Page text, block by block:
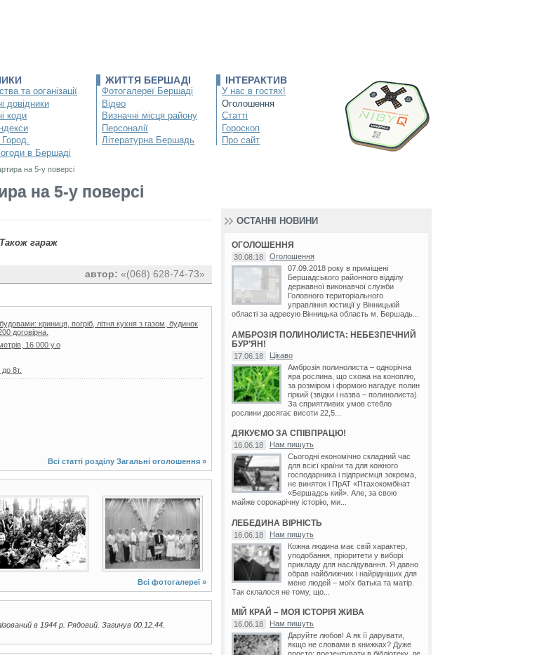
та організації
довідники
коди
в Бершаді
ЖИТТЯ БЕРШАДІ
Фотогалереї Бершаді
Відео
Визначні місця району
Персоналії
Літературна Бершадь
ІНТЕРАКТИВ
У нас в гостях!
Оголошення
Статті
Гороскоп
Про сайт
на 5-у поверсі
на 5-у поверсі
гараж
автор: «(068) 628-74-73»
криниця, погріб, літня кухня з газом, будинок
договірна.
16 000 у.о
8т.
Всі статті розділу Загальні оголошення »
3 фото 3 фото
Всі фотогалереї »
в 1944 р. Рядовий. Загинув 00.12.44.
ОСТАННІ НОВИНИ
ОГОЛОШЕННЯ
30.08.18
Оголошення
07.09.2018 року в приміщені
Бершадського районного відділу
державної виконавчої служби
Головного територіального
управління юстиції у Вінницькій
області за адресую Вінницька область м. Бершадь...
АМБРОЗІЯ ПОЛИНОЛИСТА: НЕБЕЗПЕЧНИЙ
БУР’ЯН!
17.06.18
Цікаво
Амброзія полинолиста – однорічна
яра рослина, що схожа на коноплю,
за розміром і формою нагадує полин
гіркий (звідки і назва – полинолиста).
За сприятливих умов стебло
рослини досягає висоти 22,5...
ДЯКУЄМО ЗА СПІВПРАЦЮ!
16.06.18
Нам пишуть
Сьогодні економічно складний час
для всієї країни та для кожного
господарника і підприємця зокрема,
не виняток і ПрАТ «Птахокомбінат
«Бершадсь кий». Але, за свою
майже сорокарічну історію, ми...
ЛЕБЕДИНА ВІРНІСТЬ
16.06.18
Нам пишуть
Кожна людина має свій характер,
уподобання, пріоритети у виборі
прикладу для наслідування. Я давно
обрав найближчих і найрідніших для
мене людей – моїх батька та матір.
Так склалося не тому, що...
МІЙ КРАЙ – МОЯ ІСТОРІЯ ЖИВА
16.06.18
Нам пишуть
Даруйте любов! А як її дарувати,
якщо не словами в книжках? Дуже